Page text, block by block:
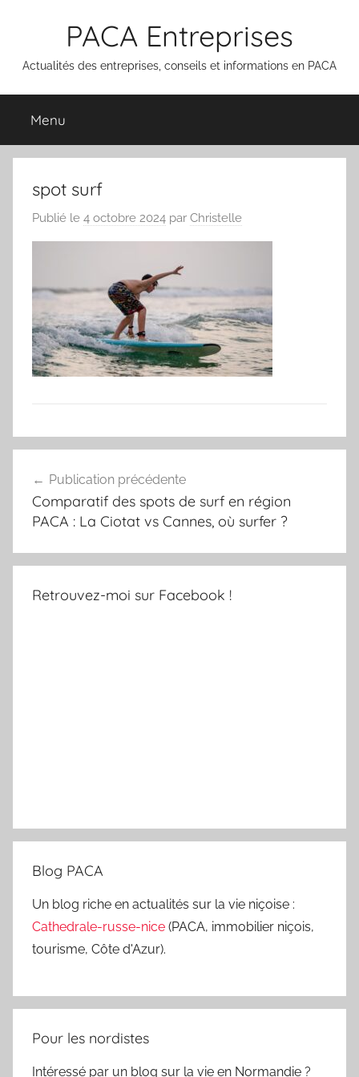
PACA Entreprises
Actualités des entreprises, conseils et informations en PACA
Menu
spot surf
Publié le 4 octobre 2024 par Christelle
de
l’article
Publication précédente
Comparatif des spots de surf en région
PACA : La Ciotat vs Cannes, où surfer ?
Retrouvez-moi sur Facebook !
Blog PACA
Un blog riche en actualités sur la vie niçoise :
Cathedrale-russe-nice (PACA, immobilier niçois,
tourisme, Côte d'Azur).
Pour les nordistes
Intéressé par un blog sur la vie en Normandie ?